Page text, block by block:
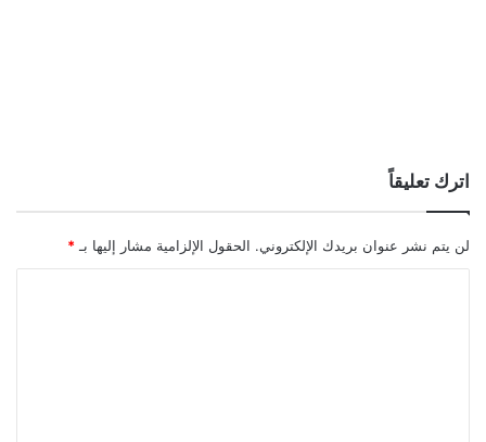
اترك تعليقاً
لن يتم نشر عنوان بريدك الإلكتروني. الحقول الإلزامية مشار إليها بـ *